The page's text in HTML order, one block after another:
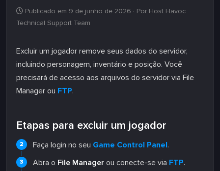
Publicado em 9 de junho de 2026 · Por Host Havoc
Technical Support Team
Excluir um jogador remove seus dados do servidor,
incluindo personagem, inventário e posição. Você
precisará de acesso aos arquivos do servidor via File
Manager ou FTP.
Etapas para excluir um jogador
Faça login no seu Game Control Panel.
Abra o File Manager ou conecte-se via FTP.